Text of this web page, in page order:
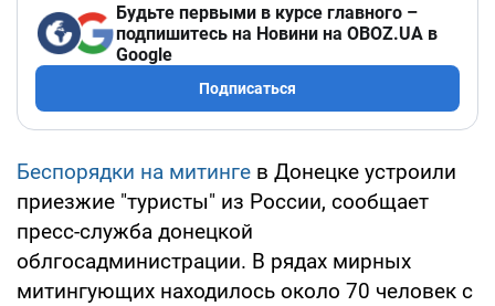
Будьте первыми в курсе главного –
подпишитесь на Новини на OBOZ.UA в
Google
Подписаться
Беспорядки на митинге в Донецке устроили
приезжие "туристы" из России, сообщает
пресс-служба донецкой
облгосадминистрации. В рядах мирных
митингующих находилось около 70 человек с